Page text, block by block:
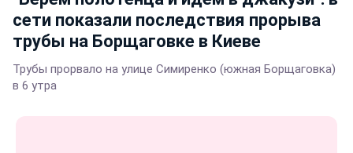
сети показали последствия прорыва
трубы на Борщаговке в Киеве
Трубы прорвало на улице Симиренко (южная Борщаговка)
в 6 утра